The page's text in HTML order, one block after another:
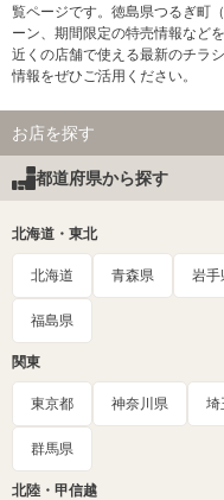
覧ページです。徳島県つるぎ町
ーン、期間限定の特売情報など
近くの店舗で使える最新のチラ
情報をぜひご活用ください。
お店を探す
都道府県から探す
北海道・東北
北海道 青森県 岩手
福島県
関東
東京都 神奈川県 埼
群馬県
北陸・甲信越